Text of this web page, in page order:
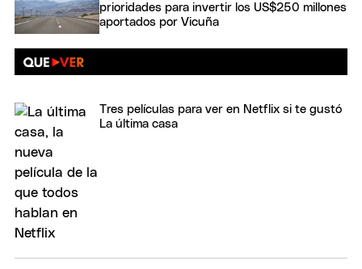
prioridades para invertir los US$250 millones
aportados por Vicuña
Tres películas para ver en Netflix si te gustó
La última casa